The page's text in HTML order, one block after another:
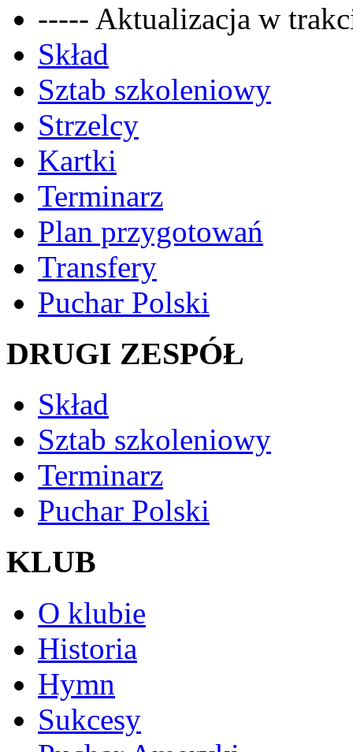
----- Aktualizacja w
Skład
Sztab szkoleniowy
Strzelcy
Kartki
Terminarz
Plan przygotowań
Transfery
Puchar Polski
DRUGI ZESPÓŁ
Skład
Sztab szkoleniowy
Terminarz
Puchar Polski
KLUB
O klubie
Historia
Hymn
Sukcesy